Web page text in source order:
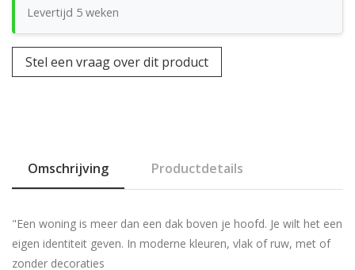
Levertijd 5 weken
Stel een vraag over dit product
Omschrijving Productdetails
"Een woning is meer dan een dak boven je hoofd. Je wilt het een
eigen identiteit geven. In moderne kleuren, vlak of ruw, met of
zonder decoraties